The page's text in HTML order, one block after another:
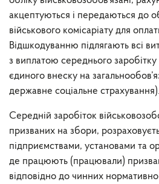
акцептуються і передаються до
військового комісаріату для
Відшкодуванню підлягають всі
з виплатою середнього заробітку
єдиного внеску на
державне соціальне страхування).
Середній заробіток
призваних на збори,
підприємствами, установами та
де працюють (працювали)
відповідно до чинних